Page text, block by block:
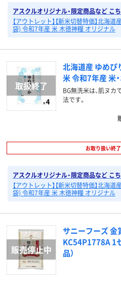
アスクルオリジナル・限定商品など こ
【アウトレット】【新米切替特価】北
袋) 令和7年産 米 木徳神糧 オリジナル
北海道産 ゆめ
米 令和7年産 米
BG無洗米は、肌ヌカ
法です。
お取り扱い終
アスクルオリジナル・限定商品など こ
【アウトレット】【新米切替特価】北
袋) 令和7年産 米 木徳神糧 オリジナル
サニーフーズ 金
KC54P1778A 1
品）